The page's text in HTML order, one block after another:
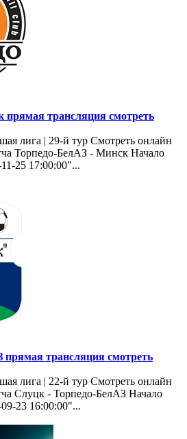
трансляция смотреть
лига | 29-й тур Смотреть онлайн
Торпедо-БелАЗ - Минск Начало
25 17:00:00"...
трансляция смотреть
лига | 22-й тур Смотреть онлайн
Слуцк - Торпедо-БелАЗ Начало
23 16:00:00"...